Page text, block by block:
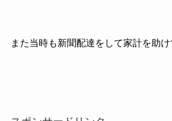
また当時も新聞配達をして家計を助け